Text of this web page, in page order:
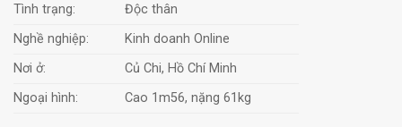
Tình trạng:
Độc thân
Nghề nghiệp:
Kinh doanh Online
Nơi ở:
Củ Chi, Hồ Chí Minh
Ngoại hình:
Cao 1m56, nặng 61kg